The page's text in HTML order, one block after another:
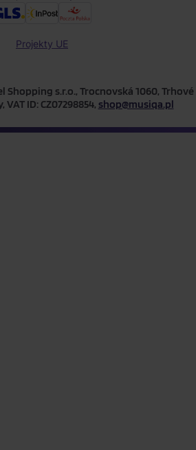
Projekty UE
Shopping s.r.o., Trocnovská 1060, Trhové
VAT ID: CZ07298854, shop@musiqa.pl